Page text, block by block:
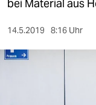
bei Material aus
14.5.2019 8:16 Uhr